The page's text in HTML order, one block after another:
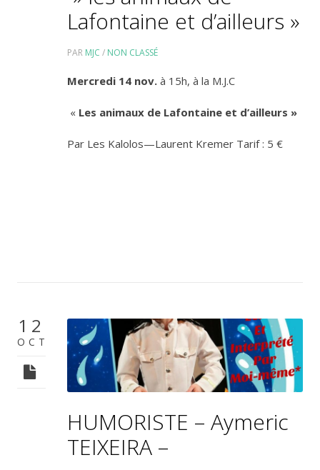
Lafontaine et d’ailleurs »
PAR MJC / NON CLASSÉ
Mercredi 14 nov.à 15h, à la M.J.C
« Les animaux de Lafontaine et d’ailleurs »
Par Les Kalolos—Laurent Kremer Tarif : 5 €
12
OCT
HUMORISTE – Aymeric
TEIXEIRA –